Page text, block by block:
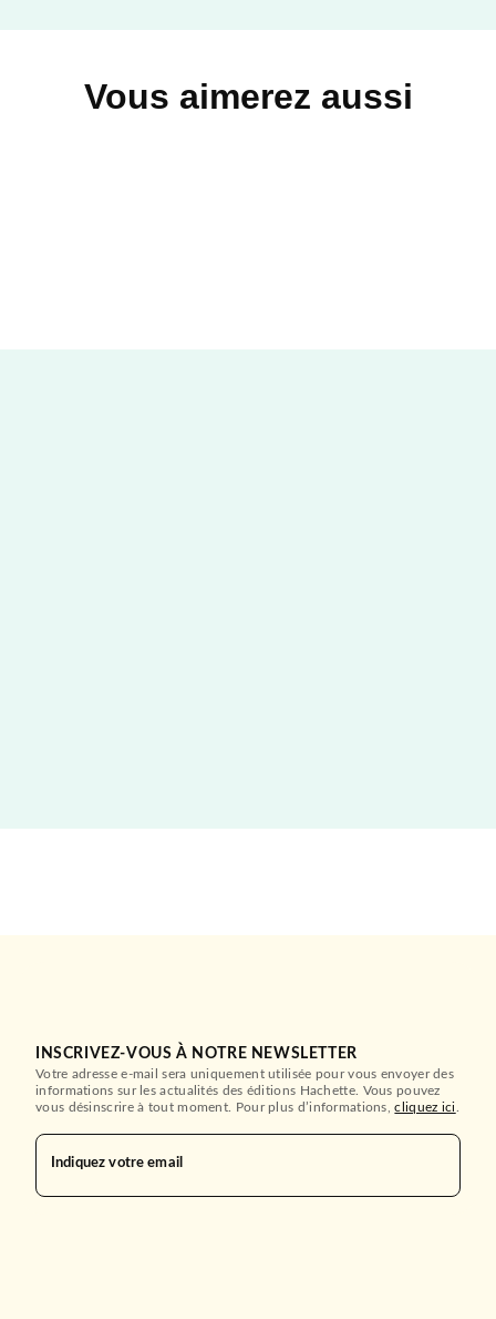
Vous aimerez aussi
INSCRIVEZ-VOUS À NOTRE NEWSLETTER
Votre adresse e-mail sera uniquement utilisée pour vous envoyer des
informations sur les actualités des éditions Hachette. Vous pouvez
vous désinscrire à tout moment. Pour plus d’informations,cliquez ici
Indiquez votre email